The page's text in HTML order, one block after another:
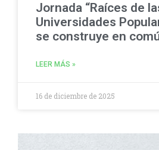
Jornada “Raíces de
Universidades
se construye en
LEER MÁS »
16 de diciembre de 2025